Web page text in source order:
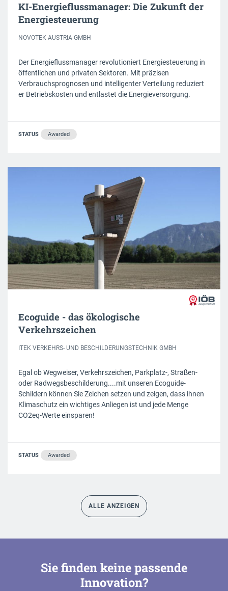
KI-Energieflussmanager: Die Zukunft der
Energiesteuerung
NOVOTEK AUSTRIA GMBH
Der Energieflussmanager revolutioniert Energiesteuerung in
öffentlichen und privaten Sektoren. Mit präzisen
Verbrauchsprognosen und intelligenter Verteilung reduziert
er Betriebskosten und entlastet die Energieversorgung.
STATUS Awarded
Ecoguide - das ökologische
Verkehrszeichen
ITEK VERKEHRS- UND BESCHILDERUNGSTECHNIK GMBH
Egal ob Wegweiser, Verkehrszeichen, Parkplatz-, Straßen-
oder Radwegsbeschilderung....mit unseren Ecoguide-
Schildern können Sie Zeichen setzen und zeigen, dass ihnen
Klimaschutz ein wichtiges Anliegen ist und jede Menge
CO2eq-Werte einsparen!
STATUS Awarded
ALLE ANZEIGEN
Sie finden keine passende
Innovation?